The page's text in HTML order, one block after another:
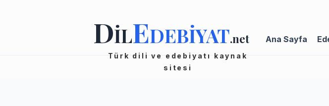
DİLEDEBİYAT.net Ana Sayfa
Türk dili ve edebiyatı kaynak
sitesi